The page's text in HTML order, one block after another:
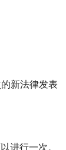
新法律发表
进行一次。